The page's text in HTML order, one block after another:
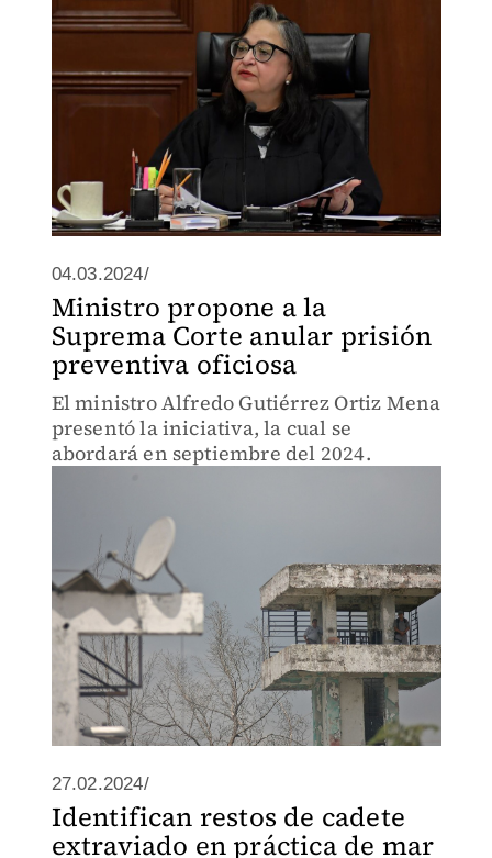
04.03.2024/
Ministro propone a la
Suprema Corte anular prisión
preventiva oficiosa
El ministro Alfredo Gutiérrez Ortiz Mena
presentó la iniciativa, la cual se
abordará en septiembre del 2024.
27.02.2024/
Identifican restos de cadete
extraviado en práctica de mar